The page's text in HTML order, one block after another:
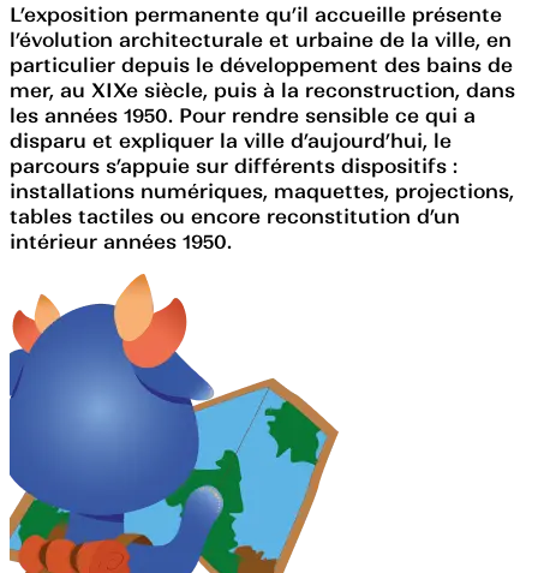
L’exposition permanente qu’il accueille présente
l’évolution architecturale et urbaine de la ville, en
particulier depuis le développement des bains de
mer, au XIXe siècle, puis à la reconstruction, dans
les années 1950. Pour rendre sensible ce qui a
disparu et expliquer la ville d’aujourd’hui, le
parcours s’appuie sur différents dispositifs :
installations numériques, maquettes, projections,
tables tactiles ou encore reconstitution d’un
intérieur années 1950.